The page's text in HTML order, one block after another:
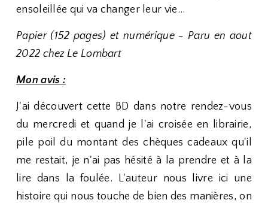
ensoleillée qui va changer leur vie...
Papier (152 pages) et numérique - Paru en aout
2022 chez Le Lombart
Mon avis :
J'ai découvert cette BD dans notre rendez-vous
du mercredi et quand je l'ai croisée en librairie,
pile poil du montant des chèques cadeaux qu'il
me restait, je n'ai pas hésité à la prendre et à la
lire dans la foulée. L'auteur nous livre ici une
histoire qui nous touche de bien des manières, on